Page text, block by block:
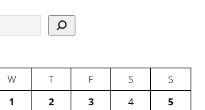
W T F S
S
1
2 3 4
5